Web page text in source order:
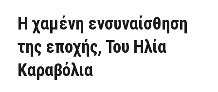
Η χαμένη ενσυναίσθηση
της εποχής, Του Ηλία
Καραβόλια